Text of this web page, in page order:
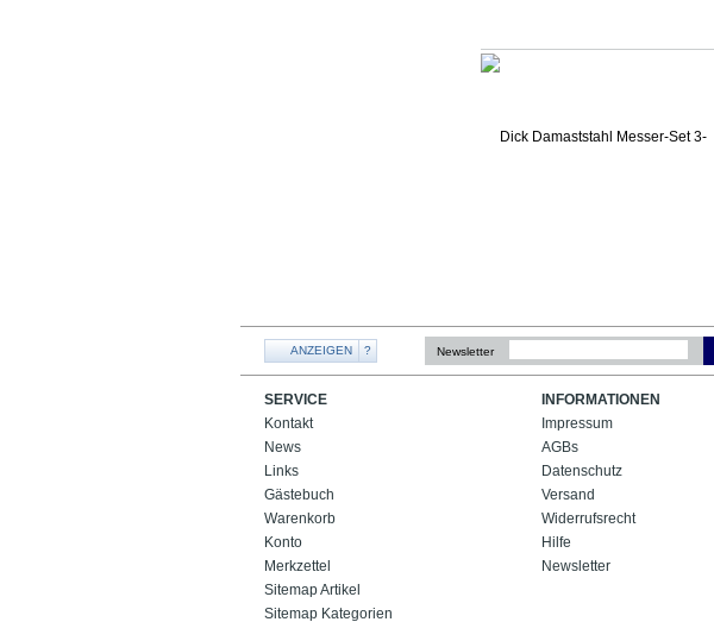
ANZEIGEN ? Newsletter
SERVICE
Kontakt
News
Links
Gästebuch
Warenkorb
Konto
Merkzettel
Sitemap Artikel
Sitemap Kategorien
INFORMATIONEN
Impressum
AGBs
Datenschutz
Versand
Widerrufsrecht
Hilfe
Newsletter